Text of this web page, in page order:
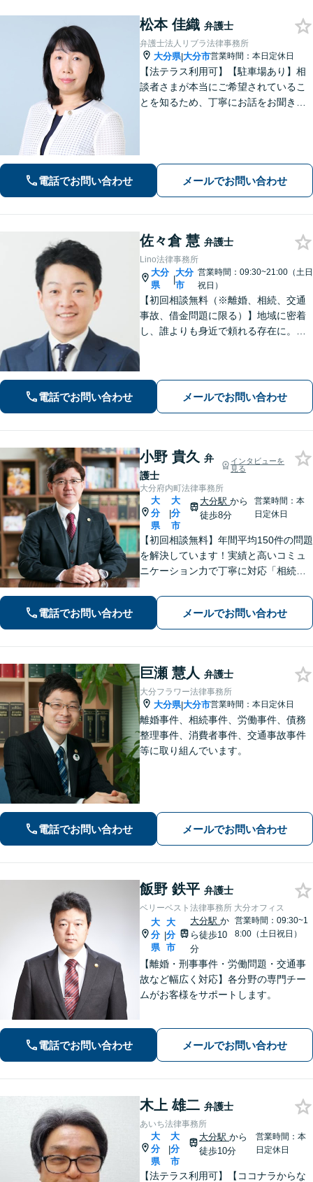
松本 佳織 弁護士
弁護士法人リブラ法律事務所
大分県|大分市営業時間：本日定休日
【法テラス利用可】【駐車場あり】相
談者さまが本当にご希望されているこ
とを知るため、丁寧にお話をお聞きす
す。お気軽にご相談ください【完全個
電話でお問い合わせ メールでお問い合わせ
佐々倉 慧 弁護士
Lino法律事務所
大分
県
|
大分
市
営業時間：09:30~21:00（土日
祝日）
【初回相談無料（※離婚、相続、交通
事故、借金問題に限る）】地域に密着
し、誰よりも身近で頼れる存在に。
動産の絡む相談問題はお任せください
電話でお問い合わせ メールでお問い合わせ
小野 貴久 弁
護士
インタビューを
見る
大分府内町法律事務所
大
分
県
|
大
分
市
大分駅から
徒歩8分
営業時間：本
日定休日
【初回相談無料】年間平均150件の問題
を解決しています！実績と高いコミュ
ニケーション力で丁寧に対応「相続／
からの未払い賃料回収）／刑事事件
（私選）」のご相談はお任せください
【事前予約で土日・夜間対応可】【大
分駅9分】
電話でお問い合わせ メールでお問い合わせ
巨瀬 慧人 弁護士
大分フラワー法律事務所
大分県|大分市営業時間：本日定休日
離婚事件、相続事件、労働事件、債務
整理事件、消費者事件、交通事故事件
等に取り組んでいます。
電話でお問い合わせ メールでお問い合わせ
飯野 鉄平 弁護士
ベリーベスト法律事務所 大分オフィス
大
分
県
|
大
分
市
大分駅か
ら徒歩10
分
営業時間：09:30~1
8:00（土日祝日）
【離婚・刑事事件・労働問題・交通事
故など幅広く対応】各分野の専門チー
ムがお客様をサポートします。
電話でお問い合わせ メールでお問い合わせ
木上 雄二 弁護士
あいち法律事務所
大
分
県
|
大
分
市
大分駅 から
徒歩10分
営業時間：本
日定休日
【法テラス利用可】【ココナラからな